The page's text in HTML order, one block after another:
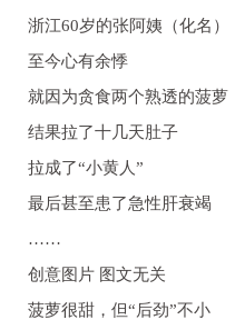
浙江60岁的张阿姨（化名）
至今心有余悸
就因为贪食两个熟透的菠萝
结果拉了十几天肚子
拉成了“小黄人”
最后甚至患了急性肝衰竭
……
创意图片 图文无关
菠萝很甜，但“后劲”不小